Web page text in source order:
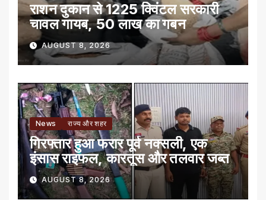
राशन दुकान से 1225 क्विंटल सरकारी
चावल गायब, 50 लाख का गबन
AUGUST 8, 2026
News राज्य और शहर
गिरफ्तार हुआ फरार पूर्व नक्सली, एक
इंसास राइफल, कारतूस और तलवार जब्त
AUGUST 8, 2026